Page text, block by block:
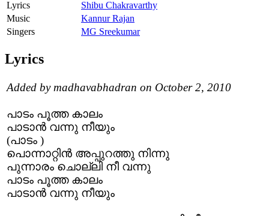
Lyrics
Shibu Chakravarthy
Music
Kannur Rajan
Singers
MG Sreekumar
Lyrics
Added by madhavabhadran on October 2, 2010
പാടം പൂത്ത കാലം
പാടാന്‍ വന്നു നീയും
(പാടം )
പൊന്നാറ്റിന്‍ അപ്പുറത്തു നിന്നു
പുന്നാരം ചൊല്ലി നീ വന്നു
പാടം പൂത്ത കാലം
പാടാന്‍ വന്നു നീയും